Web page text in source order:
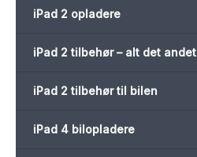
iPad 2 opladere
iPad 2 tilbehør – alt det andet
iPad 2 tilbehør til bilen
iPad 4 bilopladere